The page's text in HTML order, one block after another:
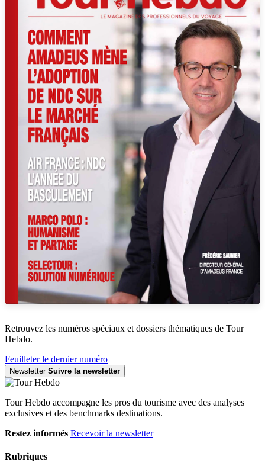
Retrouvez les numéros spéciaux et dossiers thématiques de Tour
Hebdo.
Feuilleter le dernier numéro
Newsletter Suivre la newsletter
Tour Hebdo accompagne les pros du tourisme avec des analyses
exclusives et des benchmarks destinations.
Restez informés Recevoir la newsletter
Rubriques